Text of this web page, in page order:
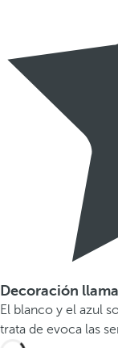
Decoración
El blanco y el azul
trata de evoca las